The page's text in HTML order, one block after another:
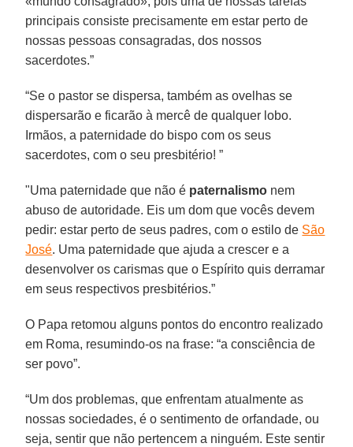
principais consiste precisamente em estar perto de
nossas pessoas consagradas, dos nossos
sacerdotes.”
“Se o pastor se dispersa, também as ovelhas se
dispersarão e ficarão à mercê de qualquer lobo.
Irmãos, a paternidade do bispo com os seus
sacerdotes, com o seu presbitério! ”
"Uma paternidade que não é paternalismo nem
abuso de autoridade. Eis um dom que vocês devem
pedir: estar perto de seus padres, com o estilo de São
José. Uma paternidade que ajuda a crescer e a
desenvolver os carismas que o Espírito quis derramar
em seus respectivos presbitérios.”
O Papa retomou alguns pontos do encontro realizado
em Roma, resumindo-os na frase: “a consciência de
ser povo”.
“Um dos problemas, que enfrentam atualmente as
nossas sociedades, é o sentimento de orfandade, ou
seja, sentir que não pertencem a ninguém. Este sentir